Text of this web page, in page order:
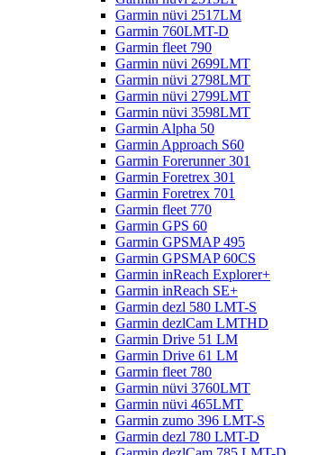
Garmin nüvi 2517LM
Garmin 760LMT-D
Garmin fleet 790
Garmin nüvi 2699LMT
Garmin nüvi 2798LMT
Garmin nüvi 2799LMT
Garmin nüvi 3598LMT
Garmin Alpha 50
Garmin Approach S60
Garmin Forerunner 301
Garmin Foretrex 301
Garmin Foretrex 701
Garmin fleet 770
Garmin GPS 60
Garmin GPSMAP 495
Garmin GPSMAP 60CS
Garmin inReach Explorer+
Garmin inReach SE+
Garmin dezl 580 LMT-S
Garmin dezlCam LMTHD
Garmin Drive 51 LM
Garmin Drive 61 LM
Garmin fleet 780
Garmin nüvi 3760LMT
Garmin nüvi 465LMT
Garmin zumo 396 LMT-S
Garmin dezl 780 LMT-D